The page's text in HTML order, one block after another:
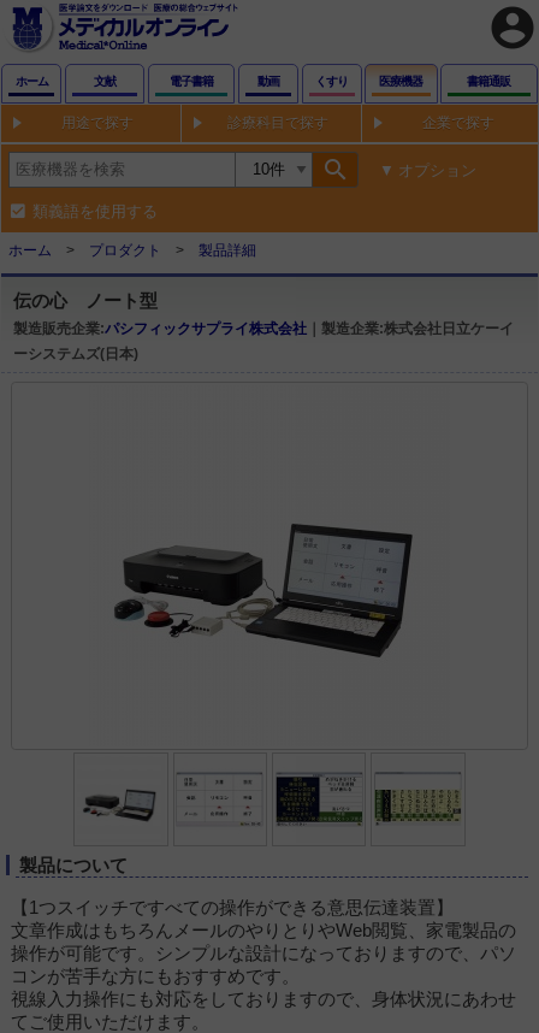
account_circle
ホーム 文献 電子書籍 動画 くすり 医療機器 書籍通販
用途で探す 診療科目で探す 企業で探す
search オプション
類義語を使用する
ホーム プロダクト 製品詳細
伝の心 ノート型
製造販売企業:パシフィックサプライ株式会社 ｜製造企業:株式会社日立ケーイ
ーシステムズ(日本)
製品について
【1つスイッチですべての操作ができる意思伝達装置】
文章作成はもちろんメールのやりとりやWeb閲覧、家電製品の
操作が可能です。シンプルな設計になっておりますので、パソ
コンが苦手な方にもおすすめです。
視線入力操作にも対応をしておりますので、身体状況にあわせ
てご使用いただけます。